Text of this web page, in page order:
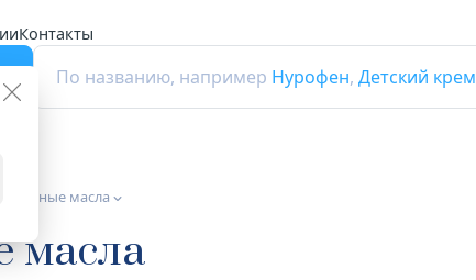
Контакты
По названию, например Нурофен, Детский крем
масла
масла